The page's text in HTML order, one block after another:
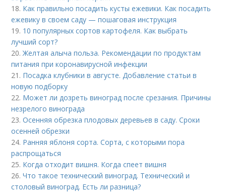
18. Как правильно посадить кусты ежевики. Как посадить
ежевику в своем саду — пошаговая инструкция
19. 10 популярных сортов картофеля. Как выбрать
лучший сорт?
20.Желтая алыча польза. Рекомендации по продуктам
питания при коронавирусной инфекции
21. Посадка клубники в августе. Добавление статьи в
новую подборку
22. Может ли дозреть виноград после срезания. Причины
незрелого винограда
23.Осенняя обрезка плодовых деревьев в саду. Сроки
осенней обрезки
24. Ранняя яблоня сорта. Сорта, с которыми пора
распрощаться
25. Когда отходит вишня. Когда спеет вишня
26.Что такое технический виноград. Технический и
столовый виноград. Есть ли разница?